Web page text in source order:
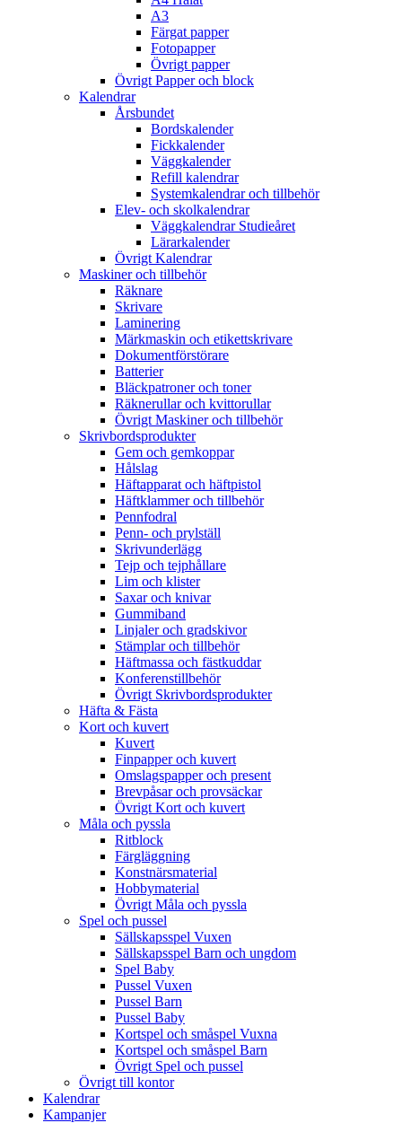
A3
Färgat papper
Fotopapper
Övrigt papper
Övrigt Papper och block
Kalendrar
Årsbundet
Bordskalender
Fickkalender
Väggkalender
Refill kalendrar
Systemkalendrar och tillbehör
Elev- och skolkalendrar
Väggkalendrar Studieåret
Lärarkalender
Övrigt Kalendrar
Maskiner och tillbehör
Räknare
Skrivare
Laminering
Märkmaskin och etikettskrivare
Dokumentförstörare
Batterier
Bläckpatroner och toner
Räknerullar och kvittorullar
Övrigt Maskiner och tillbehör
Skrivbordsprodukter
Gem och gemkoppar
Hålslag
Häftapparat och häftpistol
Häftklammer och tillbehör
Pennfodral
Penn- och prylställ
Skrivunderlägg
Tejp och tejphållare
Lim och klister
Saxar och knivar
Gummiband
Linjaler och gradskivor
Stämplar och tillbehör
Häftmassa och fästkuddar
Konferenstillbehör
Övrigt Skrivbordsprodukter
Häfta & Fästa
Kort och kuvert
Kuvert
Finpapper och kuvert
Omslagspapper och present
Brevpåsar och provsäckar
Övrigt Kort och kuvert
Måla och pyssla
Ritblock
Färgläggning
Konstnärsmaterial
Hobbymaterial
Övrigt Måla och pyssla
Spel och pussel
Sällskapsspel Vuxen
Sällskapsspel Barn och ungdom
Spel Baby
Pussel Vuxen
Pussel Barn
Pussel Baby
Kortspel och småspel Vuxna
Kortspel och småspel Barn
Övrigt Spel och pussel
Övrigt till kontor
Kalendrar
Kampanjer